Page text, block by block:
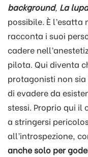
background, La lupa
possibile. È
racconta i suoi
cadere
pilota. Qui diventa
protagonisti non
di evadere da
stessi. Proprio qui il
a stringersi
all’introspezione,
anche solo per